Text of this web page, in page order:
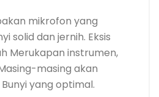
mikrofon yang
solid dan jernih. Eksis
Merukapan instrumen,
masing akan
yang optimal.